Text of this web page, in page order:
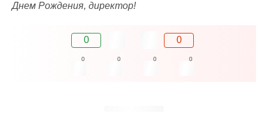
Днем Рождения, директор!
0 0
0 0 0 0